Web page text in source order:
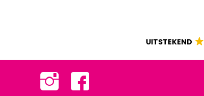
UITSTEKEND